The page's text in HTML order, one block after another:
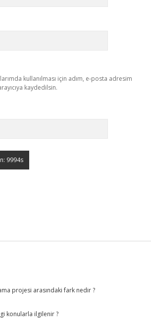
kullanılması için adım, e-posta adresim
kaydedilsin.
projesi arasındaki fark nedir ?
konularla ilgilenir ?